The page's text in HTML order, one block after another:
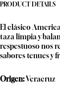
PRODUCT DETAILS
El clásico
taza limpia y
respestuoso nos
sabores tenues y
Origen:Veracruz